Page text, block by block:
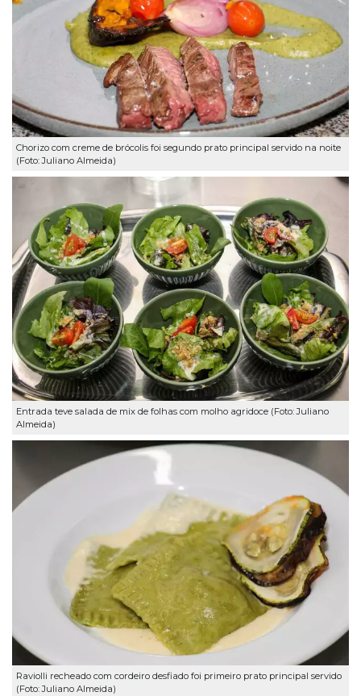
Chorizo com creme de brócolis foi segundo prato principal servido na noite
(Foto: Juliano Almeida)
Entrada teve salada de mix de folhas com molho agridoce (Foto: Juliano
Almeida)
Raviolli recheado com cordeiro desfiado foi primeiro prato principal servido
(Foto: Juliano Almeida)